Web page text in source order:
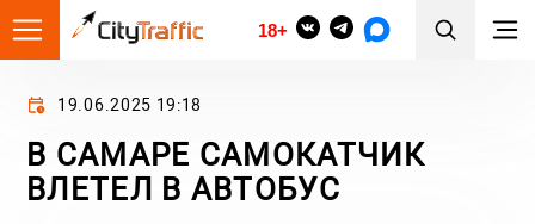
18+
19.06.2025 19:18
В САМАРЕ САМОКАТЧИК
ВЛЕТЕЛ В АВТОБУС